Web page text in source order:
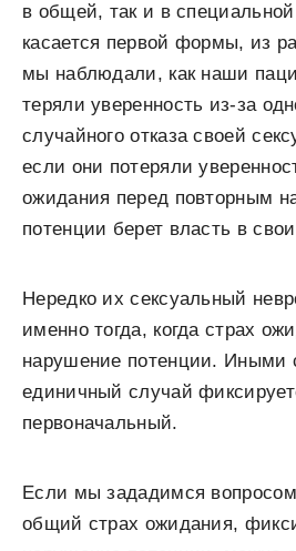
в общей, так и в
касается первой формы, из
мы наблюдали, как наши
теряли уверенность из-за
случайного отказа своей
если они потеряли
ожидания перед повторным
потенции берет власть в
Нередко их сексуальный
именно тогда, когда страх
нарушение потенции. Иными
единичный случай
первоначальный.
Если мы зададимся
общий страх ожидания,